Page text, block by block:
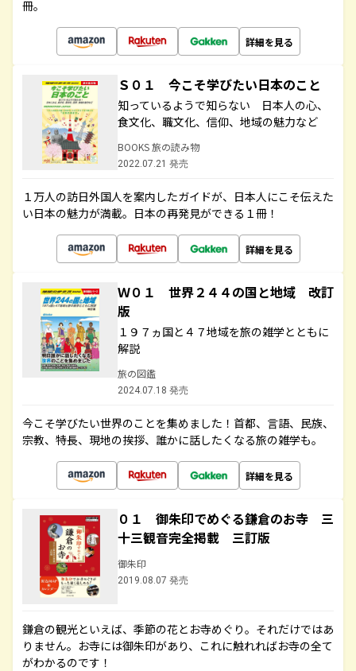
冊。
詳細を見る
Ｓ０１ 今こそ学びたい日本のこと
知っているようで知らない 日本人の心、
食文化、職文化、信仰、地域の魅力など
BOOKS 旅の読み物
2022.07.21 発売
１万人の訪日外国人を案内したガイドが、日本人にこそ伝えた
い日本の魅力が満載。日本の再発見ができる１冊！
詳細を見る
Ｗ０１ 世界２４４の国と地域 改訂
版
１９７ヵ国と４７地域を旅の雑学とともに
解説
旅の図鑑
2024.07.18 発売
今こそ学びたい世界のことを集めました！首都、言語、民族、
宗教、特長、現地の挨拶、誰かに話したくなる旅の雑学も。
詳細を見る
０１ 御朱印でめぐる鎌倉のお寺 三
十三観音完全掲載 三訂版
御朱印
2019.08.07 発売
鎌倉の観光といえば、季節の花とお寺めぐり。それだけではあ
りません。お寺には御朱印があり、これに触れればお寺の全て
がわかるのです！